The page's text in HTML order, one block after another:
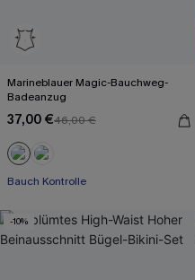
Marineblauer Magic-Bauchweg-
Badeanzug
37,00 €46,00 €
Bauch Kontrolle
-10%